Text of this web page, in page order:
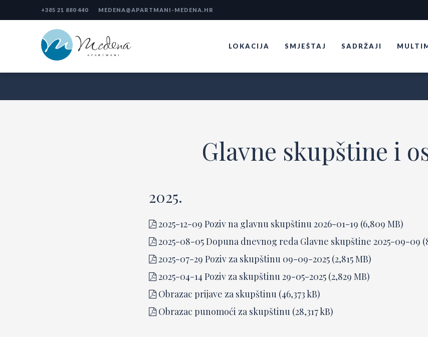
+385 21 880 440 MEDENA@APARTMANI-MEDENA.HR
LOKACIJA SMJEŠTAJ SADRŽAJI
Glavne skupštine i
2025.
2025-12-09 Poziv na glavnu skupštinu 2026-01-19 (6,809 MB)
2025-08-05 Dopuna dnevnog reda Glavne skupštine 2025-09-09
2025-07-29 Poziv za skupštinu 09-09-2025 (2,815 MB)
2025-04-14 Poziv za skupštinu 29-05-2025 (2,829 MB)
Obrazac prijave za skupštinu (46,373 kB)
Obrazac punomoći za skupštinu (28,317 kB)